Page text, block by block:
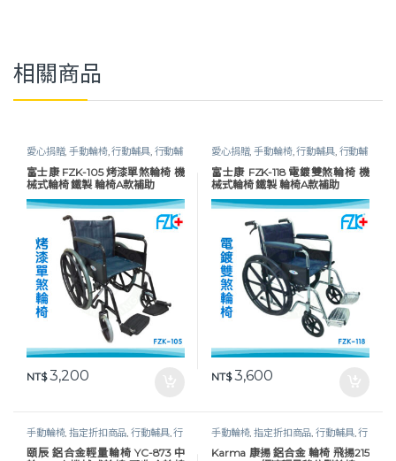
相關商品
愛心捐贈,手動輪椅,行動輔具, 行動輔
具, 輪椅 ,鐵製 / 電鍍輪椅,長照專區
富士康 FZK-105 烤漆單煞輪椅 機
械式輪椅 鐵製 輪椅A款補助
NT$3,200
愛心捐贈,手動輪椅,行動輔具, 行動輔
具, 輪椅 鐵製 / 電鍍輪椅,長照專區
富士康 FZK-118 電鍍雙煞輪椅 機
械式輪椅 鐵製 輪椅A款補助
NT$3,600
手動輪椅,指定折扣商品 ,行動輔具,行
動輔具,輪椅, 長照專區
頤辰 鋁合金輕量輪椅 YC-873 中
手動輪椅,指定折扣商品 ,行動輔具,行
動輔具
輪椅,長照專區
Karma 康揚 鋁合金 輪椅 飛揚215